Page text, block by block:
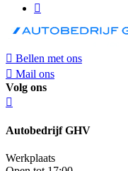
Bellen met ons
Mail ons
Volg ons
Autobedrijf GHV
Werkplaats